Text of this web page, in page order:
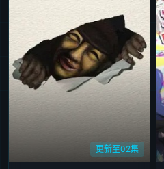
更新至02集